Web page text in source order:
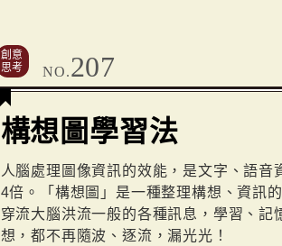
創意
思考
NO.207
構想圖學習法
人腦處理圖像資訊的效能，是文字、語音
4倍。「構想圖」是一種整理構想、資訊
穿流大腦洪流一般的各種訊息，學習、記
想，都不再隨波、逐流，漏光光！